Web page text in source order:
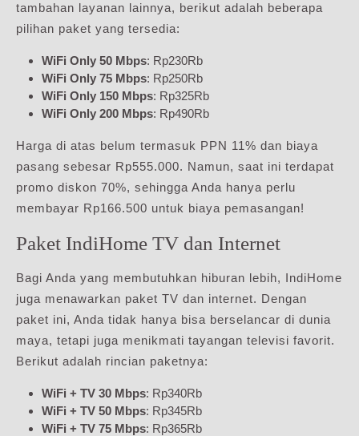
tambahan layanan lainnya, berikut adalah beberapa
pilihan paket yang tersedia:
WiFi Only 50 Mbps: Rp230Rb
WiFi Only 75 Mbps: Rp250Rb
WiFi Only 150 Mbps: Rp325Rb
WiFi Only 200 Mbps: Rp490Rb
Harga di atas belum termasuk PPN 11% dan biaya
pasang sebesar Rp555.000. Namun, saat ini terdapat
promo diskon 70%, sehingga Anda hanya perlu
membayar Rp166.500 untuk biaya pemasangan!
Paket IndiHome TV dan Internet
Bagi Anda yang membutuhkan hiburan lebih, IndiHome
juga menawarkan paket TV dan internet. Dengan
paket ini, Anda tidak hanya bisa berselancar di dunia
maya, tetapi juga menikmati tayangan televisi favorit.
Berikut adalah rincian paketnya:
WiFi + TV 30 Mbps: Rp340Rb
WiFi + TV 50 Mbps: Rp345Rb
WiFi + TV 75 Mbps: Rp365Rb